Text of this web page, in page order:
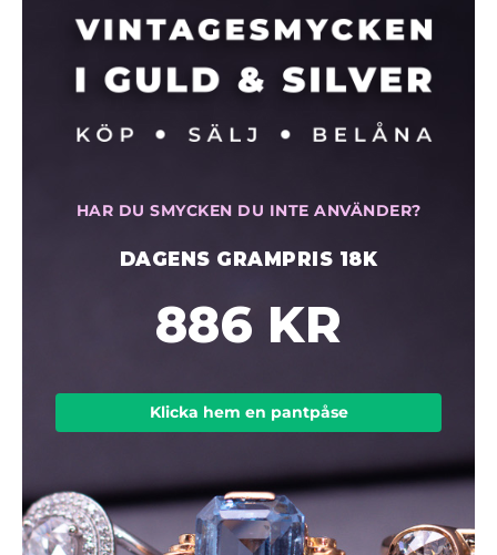
HAR DU SMYCKEN DU INTE ANVÄNDER?
DAGENS GRAMPRIS 18K
886 KR
Klicka hem en pantpåse